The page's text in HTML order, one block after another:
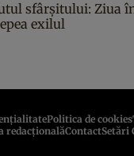
sfârşitului: Ziua
exilul
Politica de cookies
redacționalăContactSetări